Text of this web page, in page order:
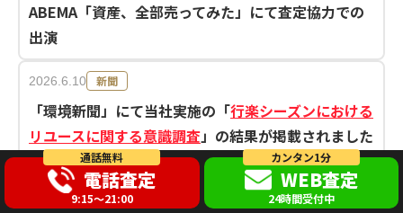
通話無料
電話査定
9:15～21:00
カンタン1分
WEB査定
24時間受付中
ABEMA「資産、全部売ってみた」にて査定協力での
出演
2026.6.10 新聞
「環境新聞」にて当社実施の「行楽シーズンにおける
リユースに関する意識調査」の結果が掲載されました
2026.5.21 テレビ